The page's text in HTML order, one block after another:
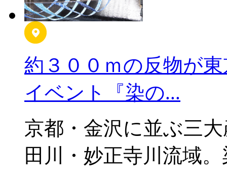
約３００ｍの反物が
イベント『染の...
京都・金沢に並ぶ三
田川・妙正寺川流域。